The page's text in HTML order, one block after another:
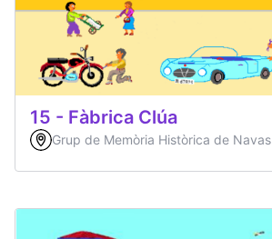
15 - Fàbrica Clúa
Grup de Memòria Històrica de Navas